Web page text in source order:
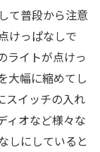
て普段から注意
けっぱなしで
ライトが点けっ
大幅に縮めてし
スイッチの入れ
ィオなど様々な
しにしていると